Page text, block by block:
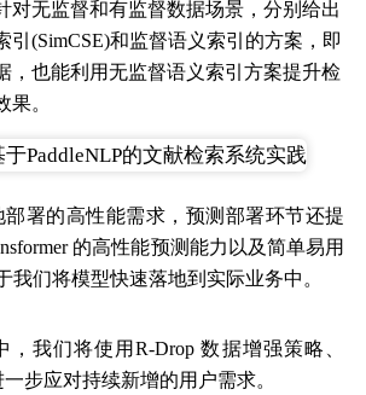
对无监督和有监督数据场景，分别给出
引(SimCSE)和监督语义索引的方案，即
，也能利用无监督语义索引方案提升检
果。
署的高性能需求，预测部署环节还提
的高性能预测能力以及简单易用
我们将模型快速落地到实际业务中。
，我们将使用R-Drop 数据增强策略、
一步应对持续新增的用户需求。